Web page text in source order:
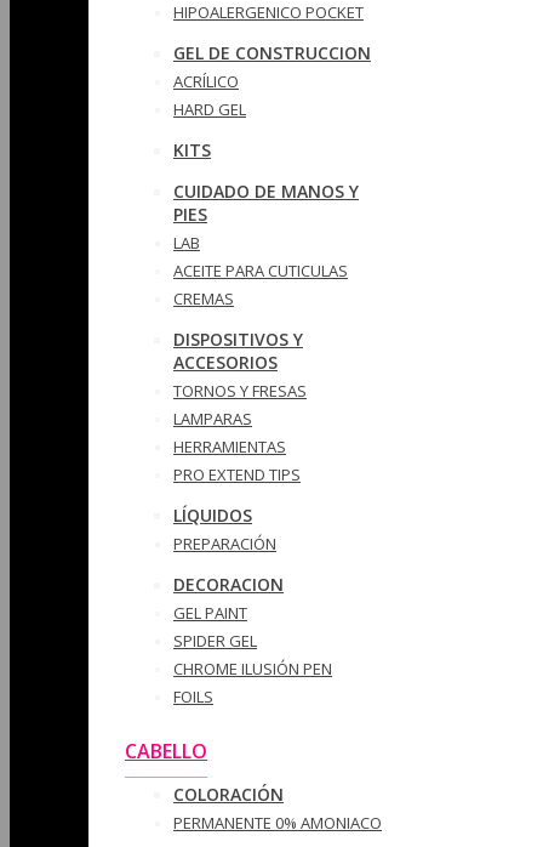
HIPOALERGENICO POCKET
GEL DE CONSTRUCCION
ACRÍLICO
HARD GEL
KITS
CUIDADO DE MANOS Y
PIES
LAB
ACEITE PARA CUTICULAS
CREMAS
DISPOSITIVOS Y
ACCESORIOS
TORNOS Y FRESAS
LAMPARAS
HERRAMIENTAS
PRO EXTEND TIPS
LÍQUIDOS
PREPARACIÓN
DECORACION
GEL PAINT
SPIDER GEL
CHROME ILUSIÓN PEN
FOILS
CABELLO
COLORACIÓN
PERMANENTE 0% AMONIACO